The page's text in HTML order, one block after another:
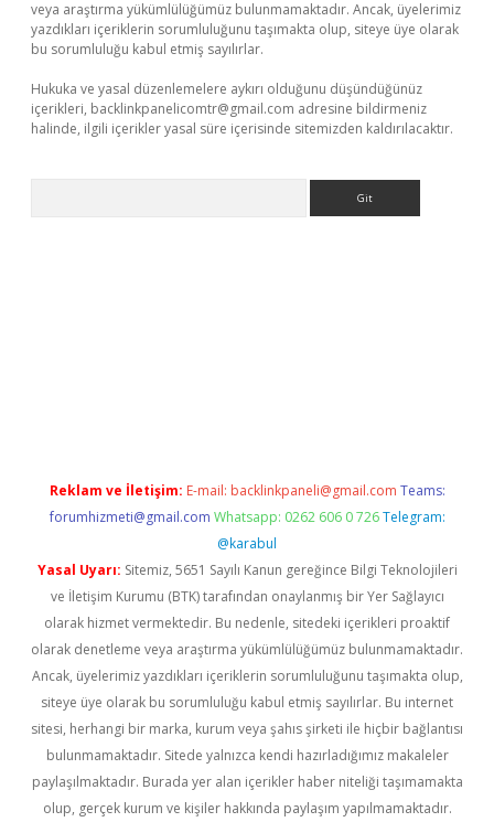
veya araştırma yükümlülüğümüz bulunmamaktadır. Ancak, üyelerimiz
yazdıkları içeriklerin sorumluluğunu taşımakta olup, siteye üye olarak
bu sorumluluğu kabul etmiş sayılırlar.
Hukuka ve yasal düzenlemelere aykırı olduğunu düşündüğünüz
içerikleri, backlinkpanelicomtr@gmail.com adresine bildirmeniz
halinde, ilgili içerikler yasal süre içerisinde sitemizden kaldırılacaktır.
Reklam ve İletişim: E-mail: backlinkpaneli@gmail.com Teams:
forumhizmeti@gmail.com Whatsapp: 0262 606 0 726 Telegram:
@karabul
Yasal Uyarı: Sitemiz, 5651 Sayılı Kanun gereğince Bilgi Teknolojileri
ve İletişim Kurumu (BTK) tarafından onaylanmış bir Yer Sağlayıcı
olarak hizmet vermektedir. Bu nedenle, sitedeki içerikleri proaktif
olarak denetleme veya araştırma yükümlülüğümüz bulunmamaktadır.
Ancak, üyelerimiz yazdıkları içeriklerin sorumluluğunu taşımakta olup,
siteye üye olarak bu sorumluluğu kabul etmiş sayılırlar. Bu internet
sitesi, herhangi bir marka, kurum veya şahıs şirketi ile hiçbir bağlantısı
bulunmamaktadır. Sitede yalnızca kendi hazırladığımız makaleler
paylaşılmaktadır. Burada yer alan içerikler haber niteliği taşımamakta
olup, gerçek kurum ve kişiler hakkında paylaşım yapılmamaktadır.